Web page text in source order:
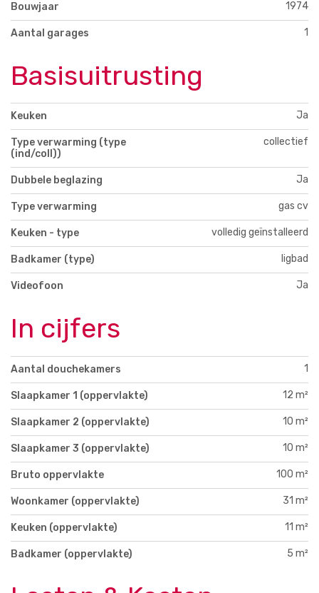
Bouwjaar 1974
Aantal garages 1
Basisuitrusting
Keuken Ja
Type verwarming (type
(ind/coll))
collectief
Dubbele beglazing Ja
Type verwarming gas cv
Keuken - type volledig geïnstalleerd
Badkamer (type) ligbad
Videofoon Ja
In cijfers
Aantal douchekamers 1
Slaapkamer 1 (oppervlakte) 12 m²
Slaapkamer 2 (oppervlakte) 10 m²
Slaapkamer 3 (oppervlakte) 10 m²
Bruto oppervlakte 100 m²
Woonkamer (oppervlakte) 31 m²
Keuken (oppervlakte) 11 m²
Badkamer (oppervlakte) 5 m²